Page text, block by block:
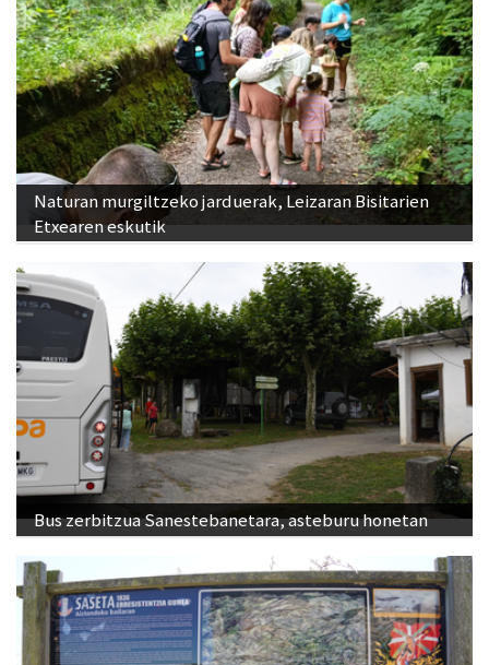
Naturan murgiltzeko jarduerak, Leizaran Bisitarien
Etxearen eskutik
Bus zerbitzua Sanestebanetara, asteburu honetan